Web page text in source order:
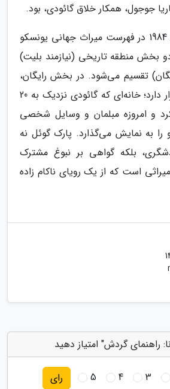
جوجول، همکار خلاق گائودی، بود.
این پارک که در سال 1984 در فهرست میراث جهانی یونسکو
بخش منطقه تاریخی (نیازمند بلیت)
تقسیم می‌شود. در بخش رایگان،
موزه خانه گائودی قرار دارد؛ خانه‌ای که گائودی نزدیک به 20
و امروزه مبلمان و وسایل شخصی
به نمایش می‌گذارد. پارک گوئل نه
بلکه گواهی بر نبوغ مشترک
است که از یک رویای ناکام زاده
راهنمای گردش" امتیاز دهید
3
4
5 رای